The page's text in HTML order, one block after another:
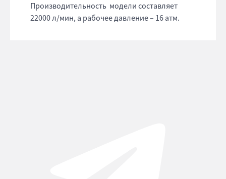
Производительность модели составляет
22000 л/мин, а рабочее давление – 16 атм.